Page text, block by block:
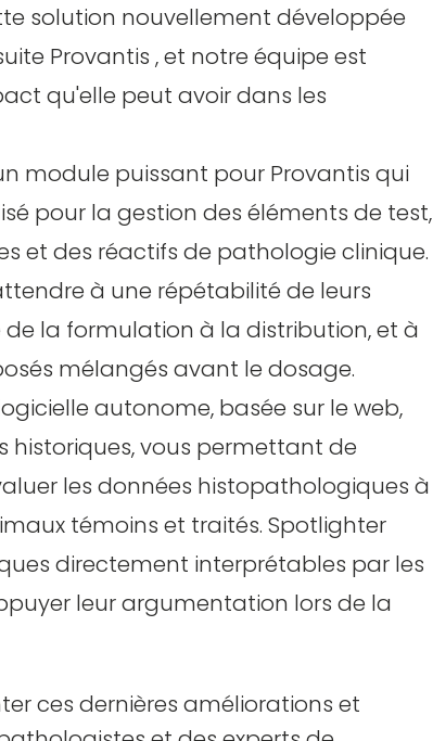
solution nouvellement développée
Provantis , et notre équipe est
qu'elle peut avoir dans les
module puissant pour Provantis qui
pour la gestion des éléments de test,
et des réactifs de pathologie clinique.
à une répétabilité de leurs
la formulation à la distribution, et à
mélangés avant le dosage.
autonome, basée sur le web,
historiques, vous permettant de
les données histopathologiques à
témoins et traités. Spotlighter
directement interprétables par les
leur argumentation lors de la
ces dernières améliorations et